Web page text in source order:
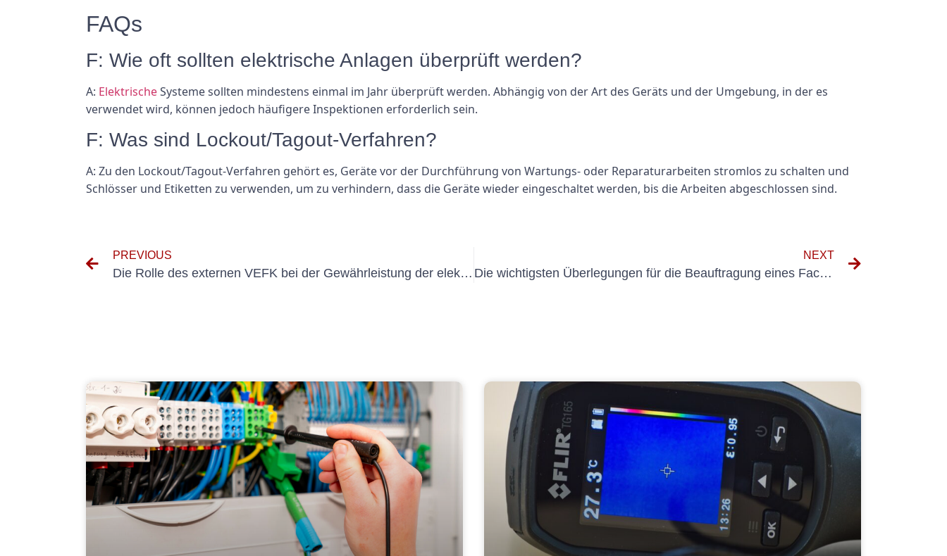
FAQs
F: Wie oft sollten elektrische Anlagen überprüft werden?
A: ElektrischeSysteme sollten mindestens einmal im Jahr überprüft werden. Abhängig von der Art des Geräts und der Umgebung, in der es
verwendet wird, können jedoch häufigere Inspektionen erforderlich sein.
F: Was sind Lockout/Tagout-Verfahren?
A: Zu den Lockout/Tagout-Verfahren gehört es, Geräte vor der Durchführung von Wartungs- oder Reparaturarbeiten stromlos zu schalten und
Schlösser und Etiketten zu verwenden, um zu verhindern, dass die Geräte wieder eingeschaltet werden, bis die Arbeiten abgeschlossen sind.
PREVIOUS
Die Rolle des externen VEFK bei der Gewährleistung der elektrischen Sicherheit im Gesundheitswesen
NEXT
Die wichtigsten Überlegungen für die Beauftragung eines Fachmanns für die Prüfung der Elektroinstallation